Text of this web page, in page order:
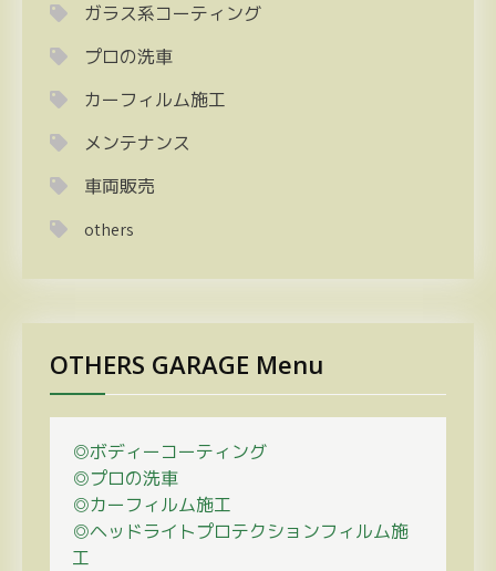
ガラス系コーティング
プロの洗車
カーフィルム施工
メンテナンス
車両販売
others
OTHERS GARAGE Menu
◎ボディーコーティング
◎プロの洗車
◎カーフィルム施工
◎ヘッドライトプロテクションフィルム施
工